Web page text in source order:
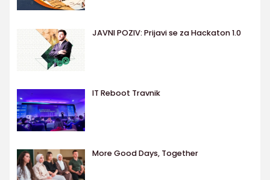
JAVNI POZIV: Prijavi se za Hackaton 1.0
IT Reboot Travnik
More Good Days, Together